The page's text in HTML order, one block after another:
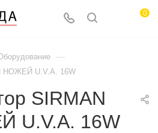
0
—
НОЖЕЙ U.V.A. 16W
SIRMAN
U.V.A. 16W